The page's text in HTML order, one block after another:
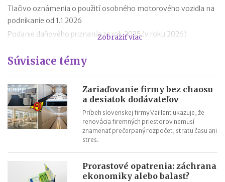
Tlačivo oznámenia o použití osobného motorového vozidla na
podnikanie od 1.1.2026
Podanie daňového priznania za rok 2025 (v roku 2026)
Stravné (diéty) od 1.12.2025
Zmeny v sociálnom poistení SZČO od 1.1.2026
Odvodová odpočítateľná položka z príjmu trénerov od 1.1.2026
11 mýtov o dôchodkoch
Zobraziť viac
Súvisiace témy
Zariaďovanie firmy bez chaosu
a desiatok dodávateľov
Príbeh slovenskej firmy Vaillant ukazuje, že
renovácia firemných priestorov nemusí
znamenať prečerpaný rozpočet, stratu času ani
stres.
Prorastové opatrenia: záchrana
ekonomiky alebo balast?